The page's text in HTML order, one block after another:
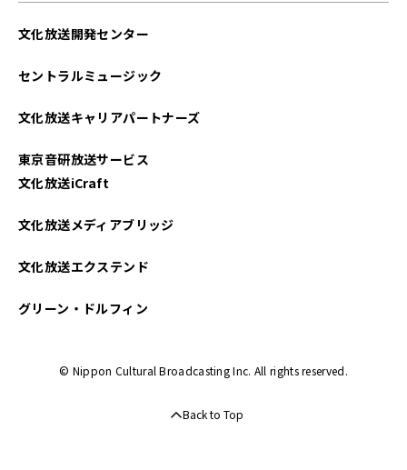
文化放送開発センター
セントラルミュージック
文化放送キャリアパートナーズ
東京音研放送サービス
文化放送iCraft
文化放送メディアブリッジ
文化放送エクステンド
グリーン・ドルフィン
© Nippon Cultural Broadcasting Inc. All rights reserved.
Back to Top